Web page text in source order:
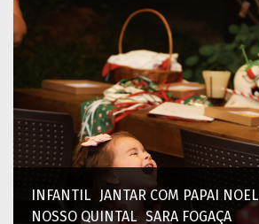
INFANTIL JANTAR COM PAPAI NOEL
NOSSO QUINTAL SARA FOGAÇA